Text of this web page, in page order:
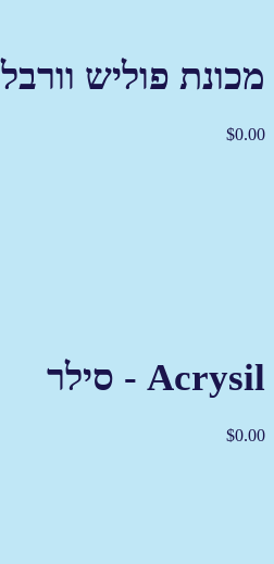
מכונת פוליש וורבל
$0.00
Acrysil - סילר
$0.00